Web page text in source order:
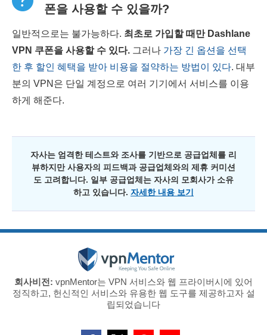
폰을 사용할 수 있을까?
일반적으로는 불가능하다. 최초로 가입할 때만 Dashlane
VPN 쿠폰을 사용할 수 있다. 그러나 가장 긴 옵션을 선택
한 후 할인 혜택을 받아 비용을 절약하는 방법이 있다. 대부
분의 VPN은 단일 계정으로 여러 기기에서 서비스를 이용
하게 해준다.
자사는 엄격한 테스트와 조사를 기반으로 공급업체를 리
뷰하지만 사용자의 피드백과 공급업체와의 제휴 커미션
도 고려합니다. 일부 공급업체는 자사의 모회사가 소유
하고 있습니다. 자세한 내용 보기
회사비전: vpnMentor는 VPN 서비스와 웹 프라이버시에 있어
정직하고, 헌신적인 서비스와 유용한 웹 도구를 제공하고자 설
립되었습니다